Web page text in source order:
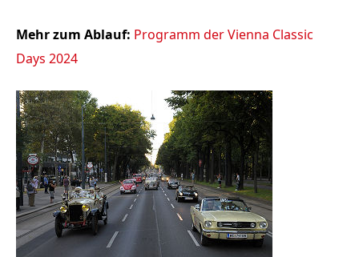
Mehr zum Ablauf: Programm der Vienna Classic
Days 2024